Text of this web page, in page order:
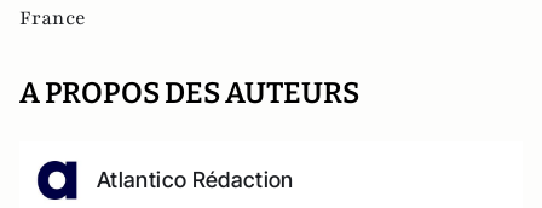
France
A PROPOS DES AUTEURS
Atlantico Rédaction